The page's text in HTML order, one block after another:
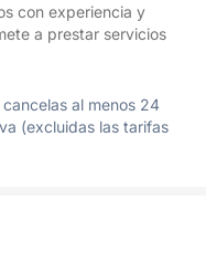
con experiencia y
a prestar servicios
al menos 24
(excluidas las tarifas